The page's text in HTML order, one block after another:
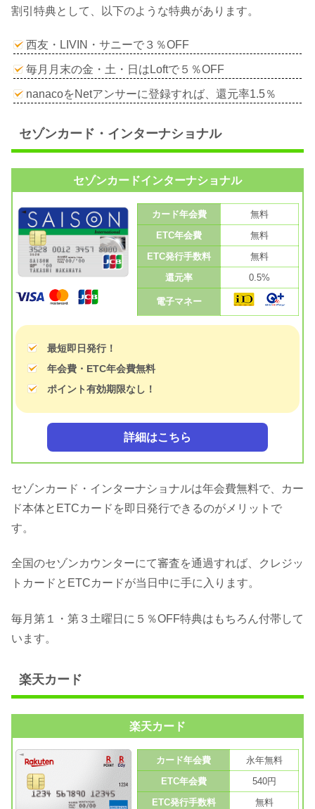
割引特典として、以下のような特典があります。
西友・LIVIN・サニーで３％OFF
毎月月末の金・土・日はLoftで５％OFF
nanacoをNetアンサーに登録すれば、還元率1.5％
セゾンカード・インターナショナル
セゾンカードインターナショナル
カード年会費
無料
ETC年会費
無料
ETC発行手数料
無料
還元率
0.5%
電子マネー
最短即日発行！
年会費・ETC年会費無料
ポイント有効期限なし！
詳細はこちら
セゾンカード・インターナショナルは年会費無料で、カー
ド本体とETCカードを即日発行できるのがメリットで
す。
全国のセゾンカウンターにて審査を通過すれば、クレジッ
トカードとETCカードが当日中に手に入ります。
毎月第１・第３土曜日に５％OFF特典はもちろん付帯して
います。
楽天カード
楽天カード
カード年会費
永年無料
ETC年会費
540円
ETC発行手数料
無料